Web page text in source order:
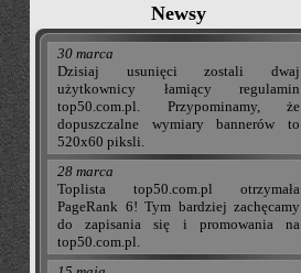
Newsy
30 marca
Dzisiaj usunięci zostali dwaj
użytkownicy łamiący regulamin
top50.com.pl. Przypominamy, że
dopuszczalne wymiary bannerów to
520x60 piksli.
28 marca
Toplista top50.com.pl otrzymała
PageRank 6! Tym bardziej zachęcamy
do zapisania się i promowania na
top50.com.pl.